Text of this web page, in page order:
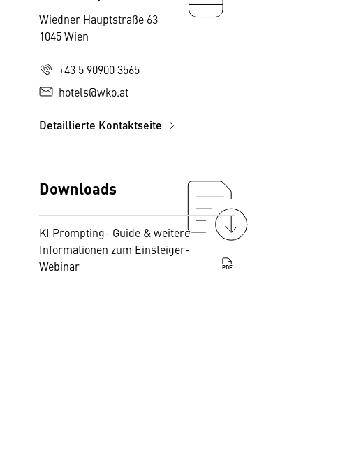
Wiedner Hauptstraße 63
1045 Wien
+43 5 90900 3565
hotels@wko.at
Detaillierte Kontaktseite
Downloads
KI Prompting- Guide & weitere
Informationen zum Einsteiger-
Webinar
PDF